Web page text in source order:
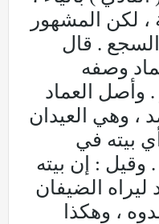
، لكن المشهور
السجع . قال
وصفه
وأصل العماد
، وهي العيدان
بيته في
: إن بيته
ليراه الضيفان
، وهكذا